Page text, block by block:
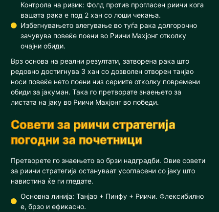
Контрола на ризик: Фолд против прогласен риичи кога
вашата рака е под 2 хан со лоши чекања.
Избегнувањето влегување во туѓа рака долгорочно
зачувува повеќе поени во Риичи Махјонг отколку
очајни обиди.
Врз основа на реални резултати, затворена рака што
редовно достигнува 3 хан со дозволен отворен танјао
носи повеќе нето поени низ сериите отколку повремени
обиди за јакуман. Така го претворате знаењето за
листата на јаку во Риичи Махјонг во победи.
Совети за риичи стратегија
погодни за почетници
Претворете го знаењето во брзи надградби. Овие совети
за риичи стратегија остануваат усогласени со јаку што
навистина ќе ги гледате.
Основна линија: Танјао + Пинфу + Риичи. Флексибилно
е, брзо и ефикасно.